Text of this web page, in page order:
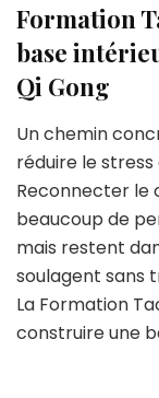
Formation
base
Qi Gong
Un chemin
réduire le
Reconnecter le
beaucoup de
mais restent
soulagent sans
La Formation
construire une